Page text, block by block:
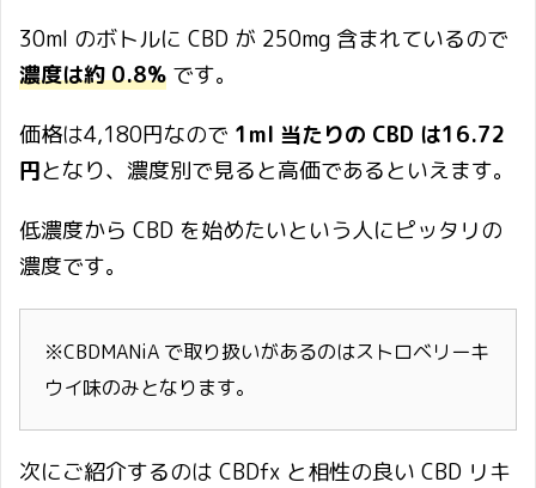
30ml のボトルに CBD が 250mg 含まれているので
濃度は約 0.8% です。
価格は4,180円なので 1ml 当たりの CBD は16.72
円となり、濃度別で見ると高価であるといえます。
低濃度から CBD を始めたいという人にピッタリの
濃度です。
※CBDMANiA で取り扱いがあるのはストロベリーキ
ウイ味のみとなります。
次にご紹介するのは CBDfx と相性の良い CBD リキ